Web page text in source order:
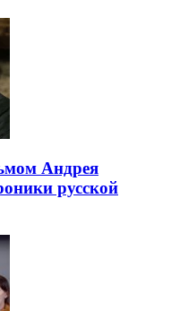
Андрея
русской